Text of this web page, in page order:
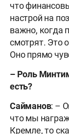
что
настрой на
важно, когда
смотрят. Это
Оно прямо
– Роль
есть?
Сайманов: –
что мы
Кремле, то